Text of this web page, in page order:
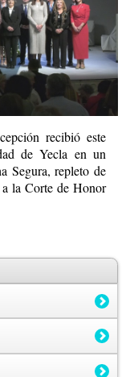
recibió este
de Yecla en un
Segura, repleto de
la Corte de Honor